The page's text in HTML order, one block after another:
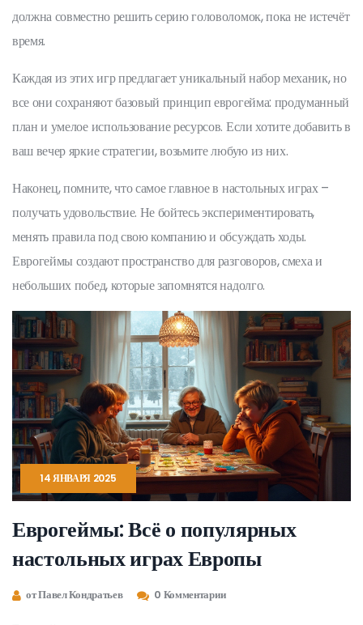
должна совместно решить серию головоломок, пока не истечёт
время.
Каждая из этих игр предлагает уникальный набор механик, но
все они сохраняют базовый принцип еврогейма: продуманный
план и умелое использование ресурсов. Если хотите добавить в
ваш вечер яркие стратегии, возьмите любую из них.
Наконец, помните, что самое главное в настольных играх –
получать удовольствие. Не бойтесь экспериментировать,
менять правила под свою компанию и обсуждать ходы.
Еврогеймы создают пространство для разговоров, смеха и
небольших побед, которые запомнятся надолго.
14 ЯНВАРЯ 2025
Еврогеймы: Всё о популярных
настольных играх Европы
от Павел Кондратьев 0 Комментарии